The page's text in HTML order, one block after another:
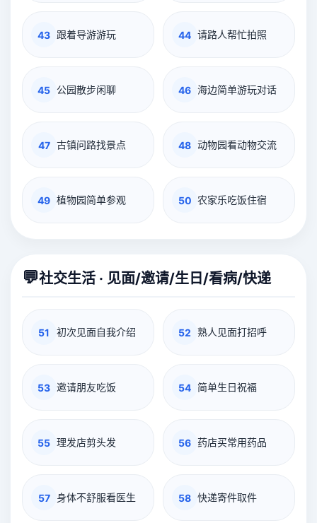
43 跟着导游游玩 44 请路人帮忙拍照
45 公园散步闲聊 46 海边简单游玩对话
47 古镇问路找景点 48 动物园看动物交流
49 植物园简单参观 50 农家乐吃饭住宿
💬社交生活 · 见面/邀请/生日/看病/快递
51 初次见面自我介绍 52 熟人见面打招呼
53 邀请朋友吃饭 54 简单生日祝福
55 理发店剪头发 56 药店买常用药品
57 身体不舒服看医生 58 快递寄件取件